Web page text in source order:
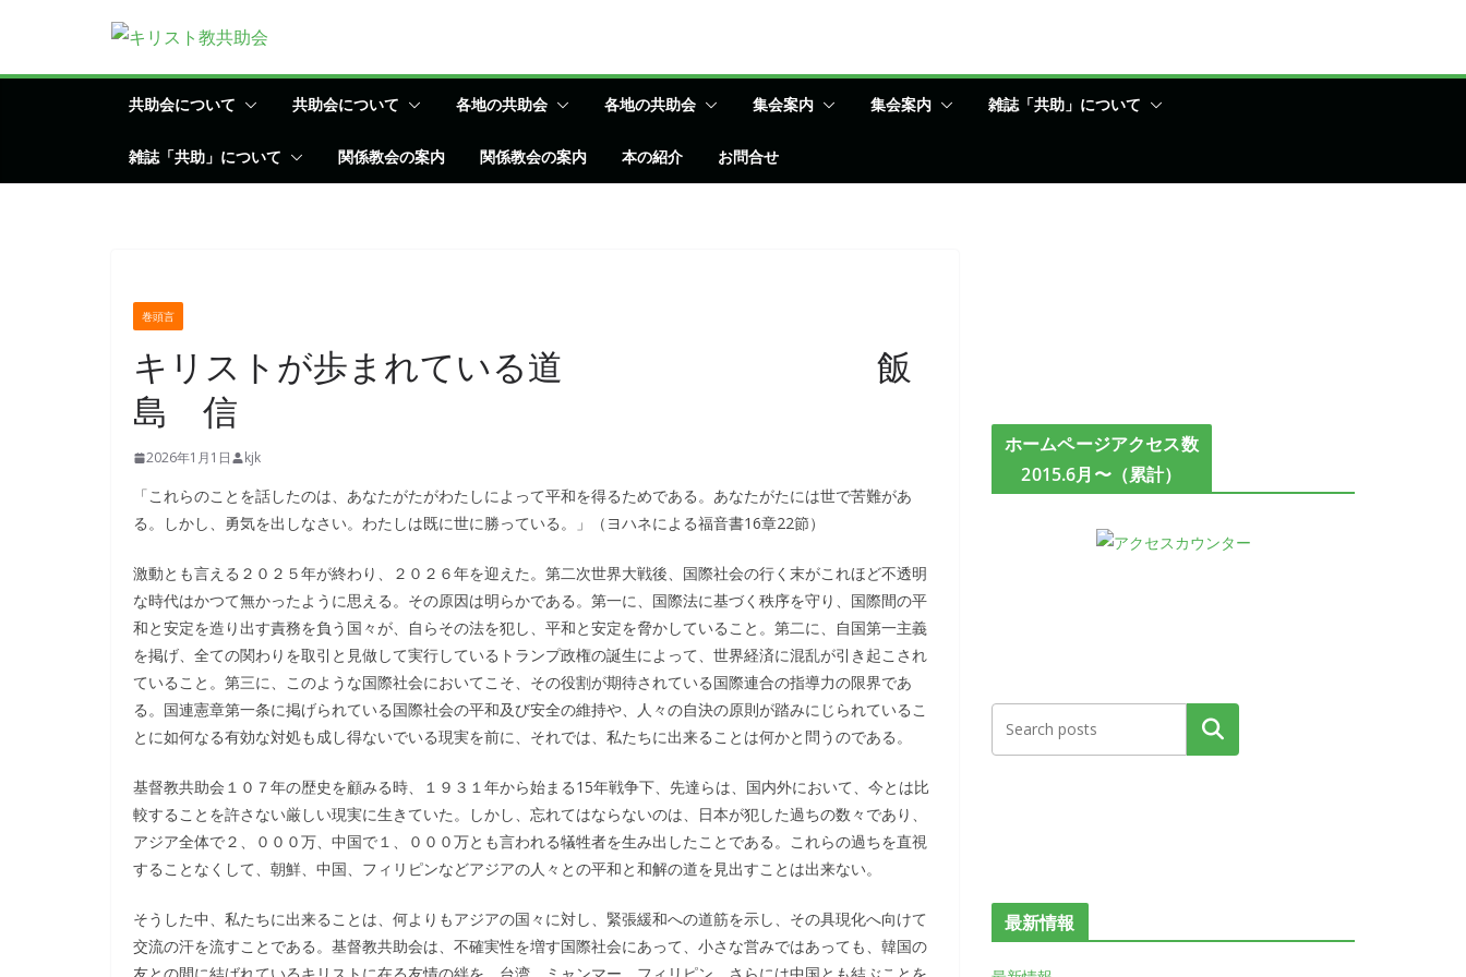
テ
共助会について 共助会について 各地の共助会 各地の共助会 集会案内 集会案内 雑誌「共助」について
雑誌「共助」について 関係教会の案内 関係教会の案内 本の紹介 お問合せ
巻頭言
キリストが歩まれている道 飯
島 信
2026年1月1日 kjk
「これらのことを話したのは、あなたがたがわたしによって平和を得るためである。あなたがたには世で苦難があ
る。しかし、勇気を出しなさい。わたしは既に世に勝っている。」（ヨハネによる福音書16章22節）
激動とも言える２０２５年が終わり、２０２６年を迎えた。第二次世界大戦後、国際社会の行く末がこれほど不透明
な時代はかつて無かったように思える。その原因は明らかである。第一に、国際法に基づく秩序を守り、国際間の平
和と安定を造り出す責務を負う国々が、自らその法を犯し、平和と安定を脅かしていること。第二に、自国第一主義
を掲げ、全ての関わりを取引と見做して実行しているトランプ政権の誕生によって、世界経済に混乱が引き起こされ
ていること。第三に、このような国際社会においてこそ、その役割が期待されている国際連合の指導力の限界であ
る。国連憲章第一条に掲げられている国際社会の平和及び安全の維持や、人々の自決の原則が踏みにじられているこ
とに如何なる有効な対処も成し得ないでいる現実を前に、それでは、私たちに出来ることは何かと問うのである。
基督教共助会１０７年の歴史を顧みる時、１９３１年から始まる15年戦争下、先達らは、国内外において、今とは比
較することを許さない厳しい現実に生きていた。しかし、忘れてはならないのは、日本が犯した過ちの数々であり、
アジア全体で２、０００万、中国で１、０００万とも言われる犠牲者を生み出したことである。これらの過ちを直視
することなくして、朝鮮、中国、フィリピンなどアジアの人々との平和と和解の道を見出すことは出来ない。
そうした中、私たちに出来ることは、何よりもアジアの国々に対し、緊張緩和への道筋を示し、その具現化へ向けて
交流の汗を流すことである。基督教共助会は、不確実性を増す国際社会にあって、小さな営みではあっても、韓国の
ホームページアクセス数
2015.6月〜（累計）
検索
最新情報